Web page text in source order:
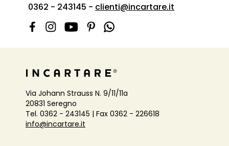
0362 - 243145 - clienti@incartare.it
Via Johann Strauss N. 9/11/11a
20831 Seregno
Tel. 0362 - 243145 | Fax 0362 - 226618
info@incartare.it